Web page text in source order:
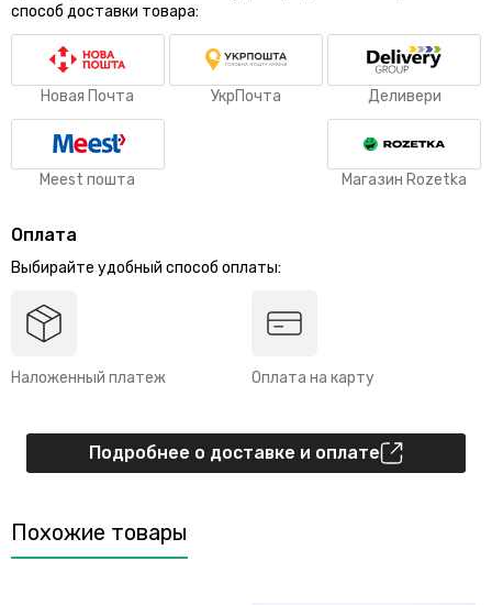
способ доставки товара:
Новая Почта УкрПочта Деливери
Meest пошта Магазин Rozetka
Оплата
Выбирайте удобный способ оплаты:
Наложенный платеж Оплата на карту
Подробнее о доставке и оплате
Похожие товары